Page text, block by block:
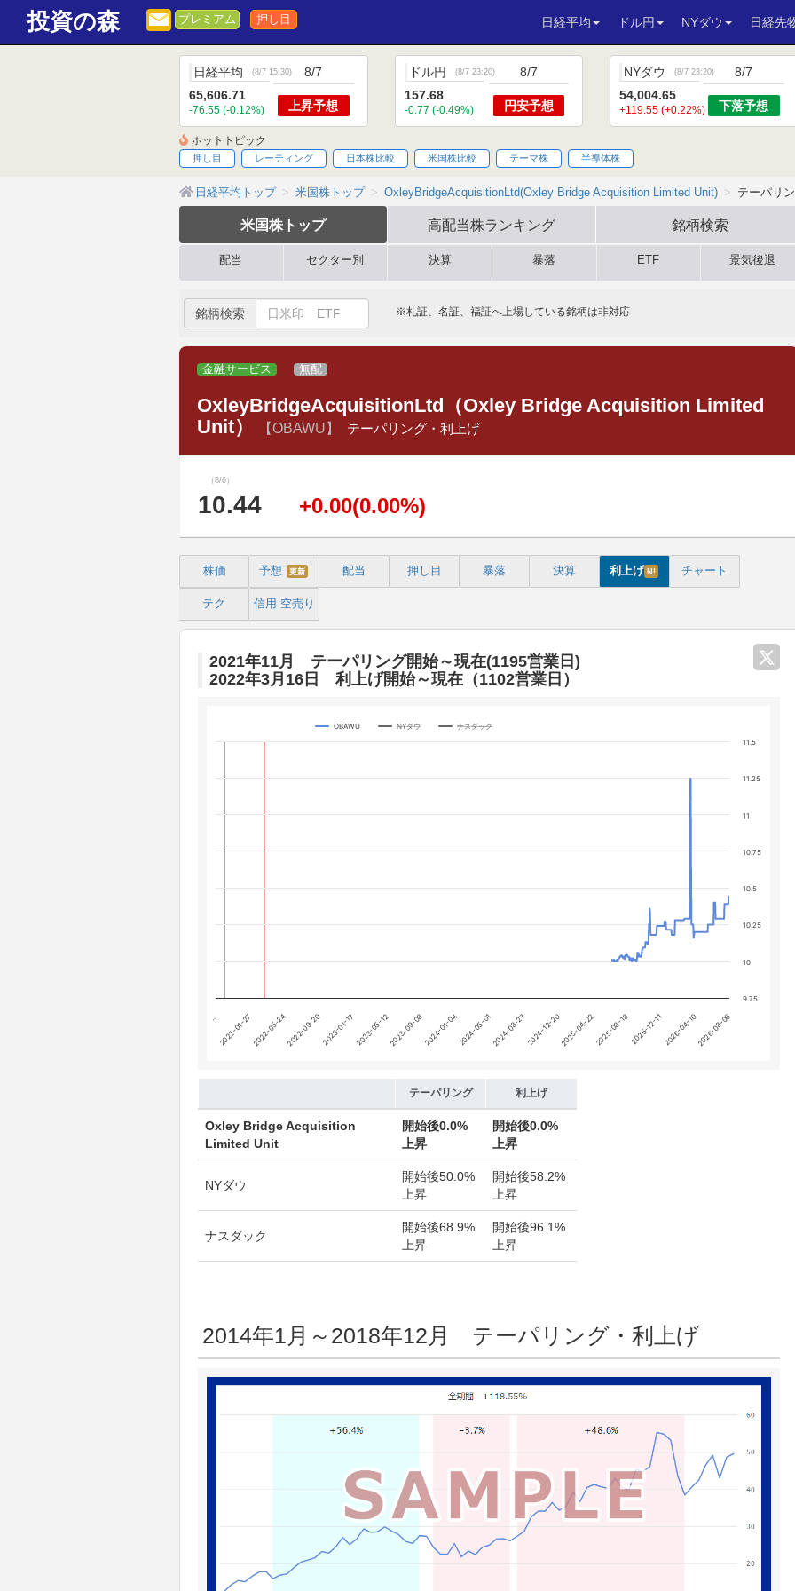
投資の森 プレミアム 押し目 日経平均 ドル円 NYダウ 日経先
日経平均 (8/7 15:30)
65,606.71
-76.55 (-0.12%)
8/7
上昇予想
ドル円 (8/7 23:20)
157.68
-0.77 (-0.49%)
8/7
円安予想
NYダウ (8/7 23:20)
54,004.65
+119.55 (+0.22%)
8/7
下落予想
ホットトピック
押し目 レーティング 日本株比較 米国株比較 テーマ株 半導体株
日経平均トップ 米国株トップ OxleyBridgeAcquisitionLtd(Oxley Bridge Acquisition Limited Unit) テーパリ
米国株 トップ 高配当株ランキング 銘柄検索
配当 セクター別 決算 暴落 ETF 景気後退
銘柄検索 ※札証、名証、福証へ上場している銘柄は非対応
金融サービス 無配
OxleyBridgeAcquisitionLtd（Oxley Bridge Acquisition Limited
Unit）
【OBAWU】 テーパリング・利上げ
（8/6）
10.44 +0.00(0.00%)
株価 予想 更新 配当 押し目 暴落 決算 利上げ N! チャート
テク 信用 空売り
2021年11月 テーパリング開始～現在(1195営業日)
2022年3月16日 利上げ開始～現在（1102営業日）
Chart
The chart has 1 X axis displaying categories.
Chart annotations summary
利上げ開始
OBAWU NYダウ ナスダック
… 2022-01-272022-05-242022-09-202023-01-17 2023-05-122023-09-082024-01-042024-05-012024-08-272024-12-202025-04-222025-08-182025-12-112026-04-102026-08-06
9.75
10
10.25
10.5
10.75
11
11.25
11.5
テーパリング 利上げ
Oxley Bridge Acquisition
Limited Unit
開始後0.0%
上昇
開始後0.0%
上昇
NYダウ
開始後50.0%
上昇
開始後58.2%
上昇
ナスダック
開始後68.9%
上昇
開始後96.1%
上昇
2014年1月～2018年12月 テーパリング・利上げ